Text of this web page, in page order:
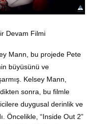
Devam Filmi
Mann, bu projede Pete
büyüsünü ve
Kelsey Mann,
sonra, bu filmle
duygusal derinlik ve
Öncelikle, “Inside Out 2”